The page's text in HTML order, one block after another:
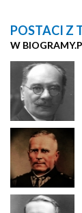
POSTACI Z
W